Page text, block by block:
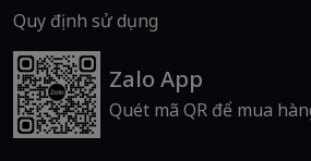
Quy định sử dụng
Zalo App
Quét mã QR để mua